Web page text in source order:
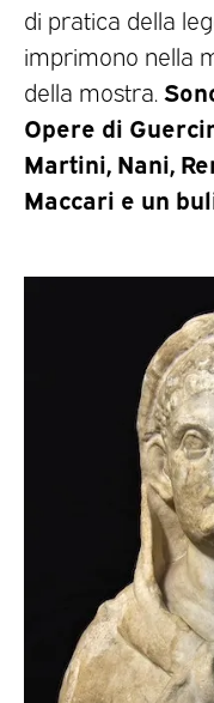
di pratica della
imprimono nella
della mostra.
Opere di
Martini, Nani,
Maccari e un